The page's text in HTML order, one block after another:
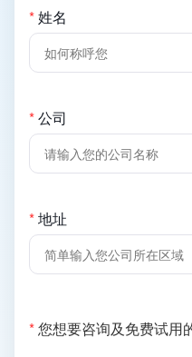
*姓名
*公司
*地址
*您想要咨询及免费试用